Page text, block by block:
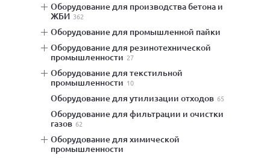
оборудование для производства бетона и
ЖБИ 362
оборудование для промышленной пайки
оборудование для резинотехнической
промышленности 27
оборудование для текстильной
промышленности 10
оборудование для утилизации отходов 65
оборудование для фильтрации и очистки
газов 62
оборудование для химической
промышленности